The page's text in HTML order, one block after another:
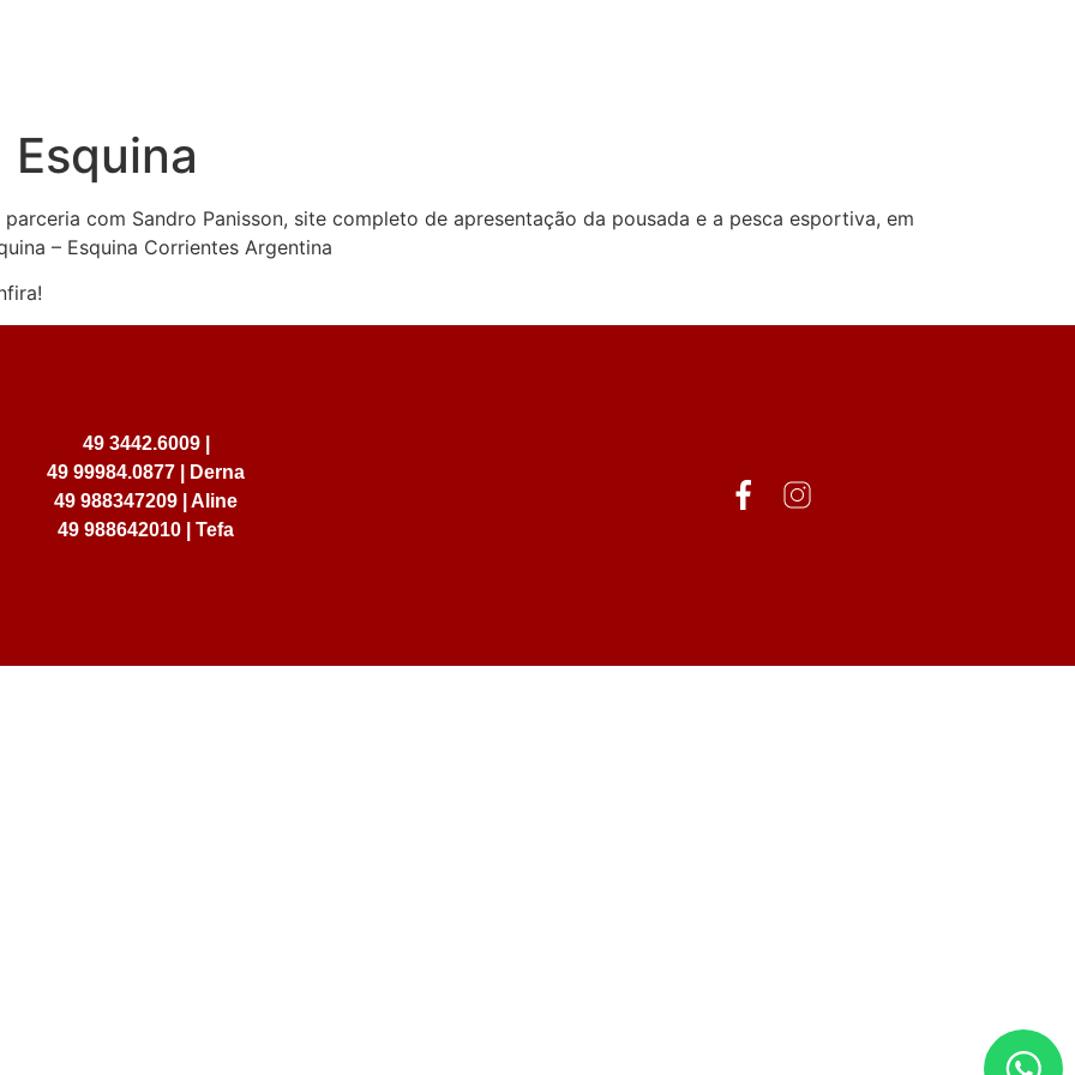
com Sandro Panisson, site completo de apresentação da pousada e a pesca esportiva, em
– Esquina Corrientes Argentina
49 3442.6009 |
49 99984.0877 | Derna
49 988347209 | Aline
49 988642010 | Tefa